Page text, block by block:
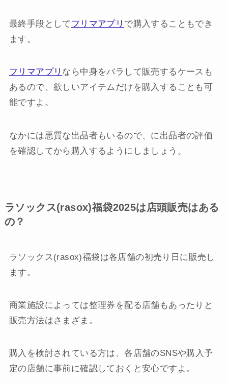
最終手段として フリマアプリ で購入することもでき
ます。
フリマアプリ なら中身をバラして販売するケースも
あるので、欲しいアイテムだけを購入することも可
能ですよ。
なかには悪質な出品者もいるので、に出品者の評価
を確認してから購入するようにしましょう。
ラソックス(rasox)福袋2025は店頭販売はある
の？
ラソックス(rasox)福袋は各店舗の初売り日に販売し
ます。
商業施設によっては整理券を配る店舗もあったりと
販売方法はさまざま。
購入を検討されている方は、各店舗のSNSや購入予
定の店舗に事前に確認しておくと安心ですよ。